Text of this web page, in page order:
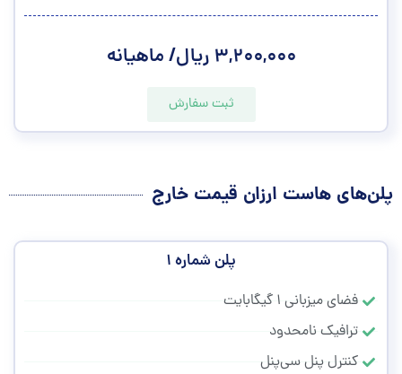
۳,۲۰۰,۰۰۰ ریال/ ماهیانه
ثبت سفارش
پلن‌های هاست ارزان قیمت خارج
پلن شماره ۱
فضای میزبانی ۱ گیگابایت
ترافیک نامحدود
کنترل پنل سی‌پنل